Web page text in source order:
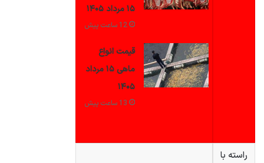
۱۵ مرداد ۱۴۰۵
12 ساعت پیش
قیمت انواع
ماهی ۱۵ مرداد
۱۴۰۵
13 ساعت پیش
راسته با